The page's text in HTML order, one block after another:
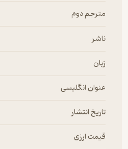
مترجم دوم
ناشر
زبان
عنوان انگلیسی
تاریخ انتشار
قیمت ارزی